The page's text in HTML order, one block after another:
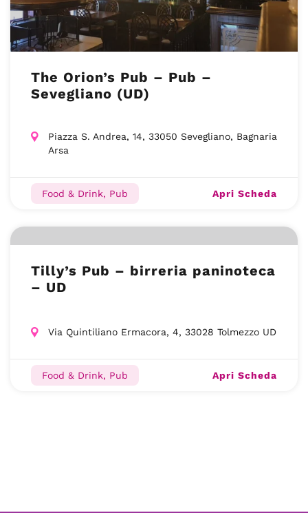
The Orion’s Pub – Pub –
Sevegliano (UD)
Piazza S. Andrea, 14, 33050 Sevegliano, Bagnaria
Arsa
Food & Drink, Pub Apri Scheda
Tilly’s Pub – birreria paninoteca
– UD
Via Quintiliano Ermacora, 4, 33028 Tolmezzo UD
Food & Drink, Pub Apri Scheda